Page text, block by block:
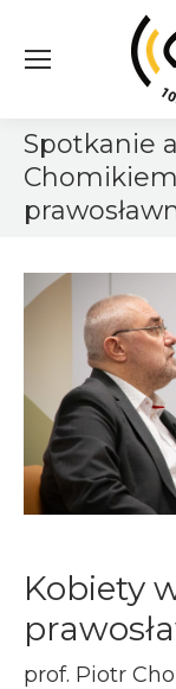
Spotkanie
Kobiety
prof. Piotr